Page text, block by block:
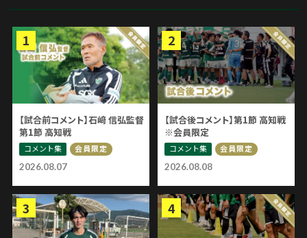
2026.08.07
【試合前コメント】石﨑 信弘監督
第1節 高知戦
コメント集
会員限定
2026.08.08
【試合後コメント】第1節 高知戦
※会員限定
コメント集 会員限定